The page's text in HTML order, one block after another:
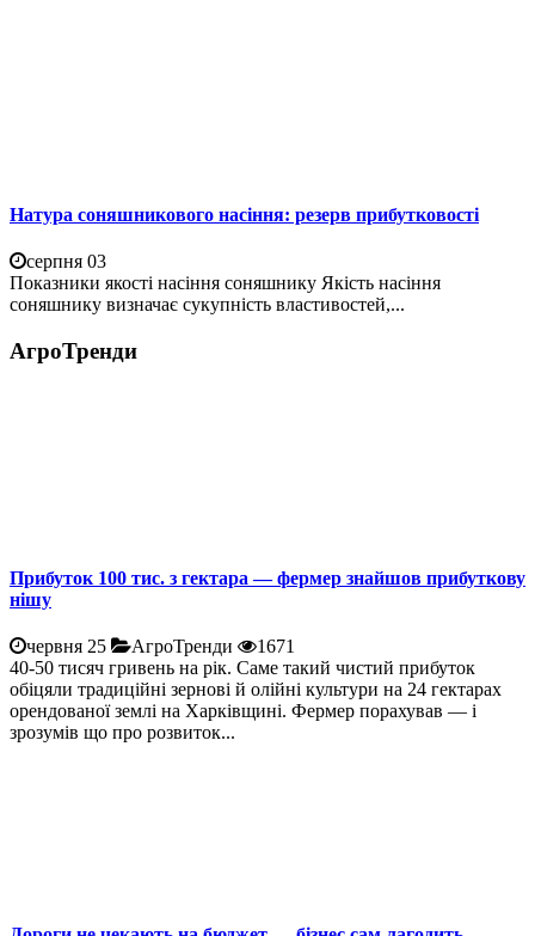
Натура соняшникового насіння: резерв прибутковості
серпня 03
Показники якості насіння соняшнику Якість насіння
соняшнику визначає сукупність властивостей,...
АгроТренди
Прибуток 100 тис. з гектара — фермер знайшов прибуткову
нішу
червня 25 АгроТренди
1671
40-50 тисяч гривень на рік. Саме такий чистий прибуток
обіцяли традиційні зернові й олійні культури на 24 гектарах
орендованої землі на Харківщині. Фермер порахував — і
зрозумів що про розвиток...